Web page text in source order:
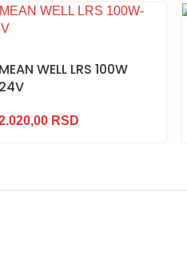
MEAN WELL LRS 100W
24V
RSD